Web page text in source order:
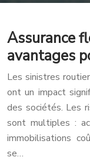
Assurance
avantages
Les sinistres
ont un impact
des sociétés. Les
sont multiples :
immobilisations
se…